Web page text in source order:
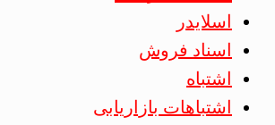
اسلایدر
اسناد فروش
اشتباه
اشتباهات بازاریابی